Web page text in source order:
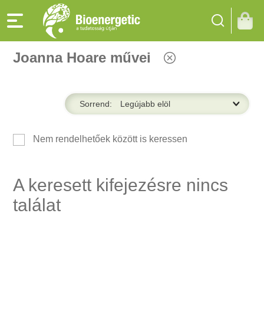
Joanna Hoare művei
Sorrend:
Nem rendelhetőek között is keressen
A keresett kifejezésre nincs
találat